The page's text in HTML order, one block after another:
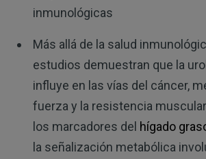
inmunológicas
Más allá de la salud
estudios demuestran que la
influye en las vías del cáncer,
fuerza y ​​la resistencia
los marcadores del hígado
la señalización metabólica